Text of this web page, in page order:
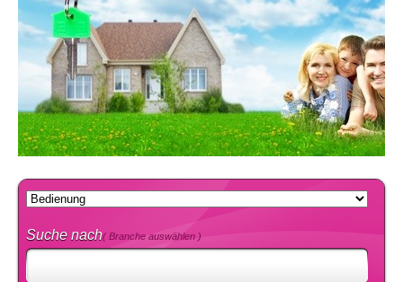
Suche nach( Branche auswählen )